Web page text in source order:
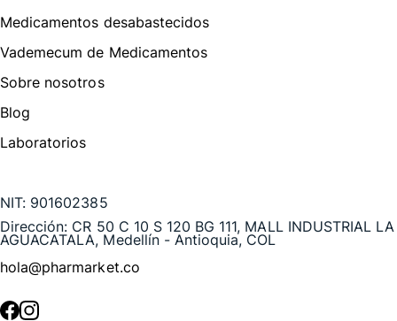
Medicamentos desabastecidos
Vademecum de Medicamentos
Sobre nosotros
Blog
Laboratorios
NIT: 901602385
Dirección: CR 50 C 10 S 120 BG 111, MALL INDUSTRIAL LA
AGUACATALA, Medellín - Antioquia, COL
hola@pharmarket.co